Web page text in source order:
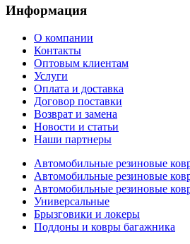
Информация
О компании
Контакты
Оптовым клиентам
Услуги
Оплата и доставка
Договор поставки
Возврат и замена
Новости и статьи
Наши партнеры
Автомобильные резиновые
Автомобильные резиновые
Автомобильные резиновые
Универсальные
Брызговики и локеры
Поддоны и ковры багажника